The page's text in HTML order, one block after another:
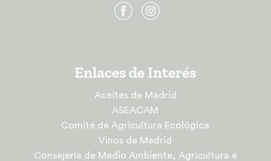
Enlaces de Interés
Aceites de Madrid
ASEACAM
Comité de Agricultura Ecológica
Vinos de Madrid
Consejería de Medio Ambiente, Agricultura e